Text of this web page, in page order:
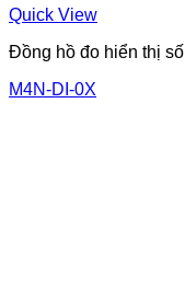
Quick View
Đồng hồ đo hiển thị số
M4N-DI-0X